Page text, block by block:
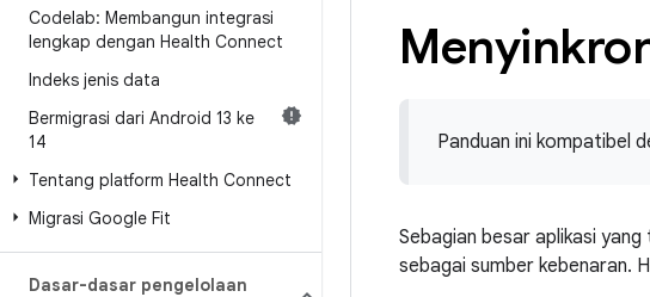
Codelab: Membangun integrasi
lengkap dengan Health Connect
Indeks jenis data
Bermigrasi dari Android 13 ke
14
Tentang platform Health Connect
Migrasi Google Fit
Dasar-dasar pengelolaan
Panduan ini kompatibel
Sebagian besar aplikasi
sebagai sumber kebenaran.